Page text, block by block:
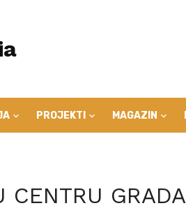
PROJEKTI MAGAZIN
CENTRU GRADA